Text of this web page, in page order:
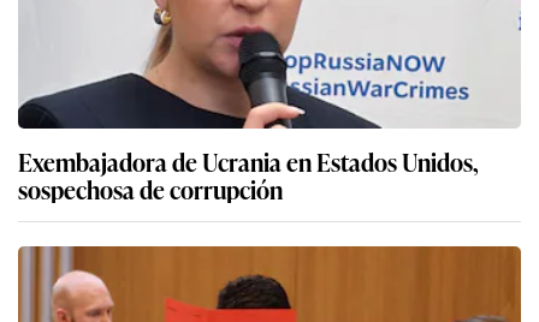
Exembajadora de Ucrania en Estados Unidos,
sospechosa de corrupción